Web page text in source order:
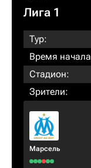
Лига 1
Тур:
Время
Стадион:
Зрители:
Марсель